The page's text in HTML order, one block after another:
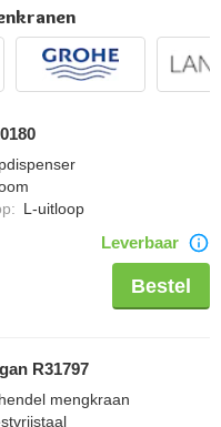
: L-uitloop
Leverbaar
Bestel
R31797
mengkraan